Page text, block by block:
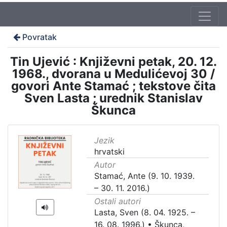
Povratak
Tin Ujević : Književni petak, 20. 12.
1968., dvorana u Medulićevoj 30 /
govori Ante Stamać ; tekstove čita
Sven Lasta ; urednik Stanislav
Škunca
Jezik
hrvatski
Autor
Stamać, Ante (9. 10. 1939.
– 30. 11. 2016.)
Ostali autori
Lasta, Sven (8. 04. 1925. –
16. 08. 1996.) • Škunca,